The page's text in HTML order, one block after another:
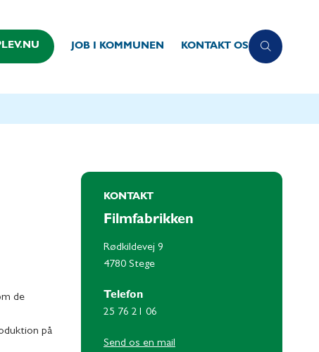
JOB I KOMMUNEN KONTAKT OS
de
på
KONTAKT
Filmfabrikken
Rødkildevej 9
4780 Stege
Telefon
25 76 21 06
Send os en mail